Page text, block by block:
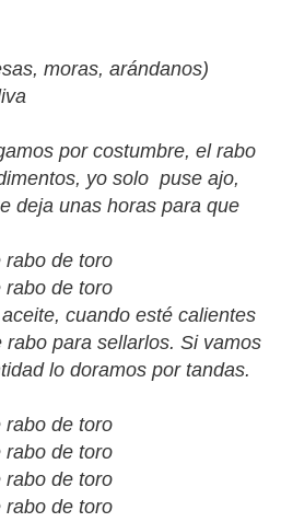
moras, arándanos)
por costumbre, el rabo
yo solo puse ajo,
deja unas horas para que
cuando esté calientes
para sellarlos. Si vamos
lo doramos por tandas.